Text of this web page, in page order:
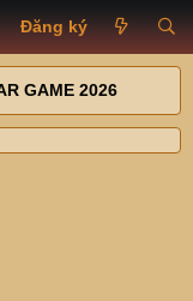
Đăng ký
GAME 2026